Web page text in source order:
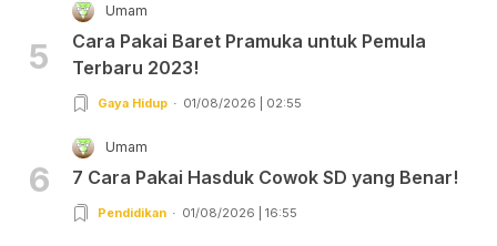
5
Umam
Cara Pakai Baret Pramuka untuk Pemula
Terbaru 2023!
Gaya Hidup 01/08/2026 | 02:55
6
Umam
7 Cara Pakai Hasduk Cowok SD yang Benar!
Pendidikan 01/08/2026 | 16:55